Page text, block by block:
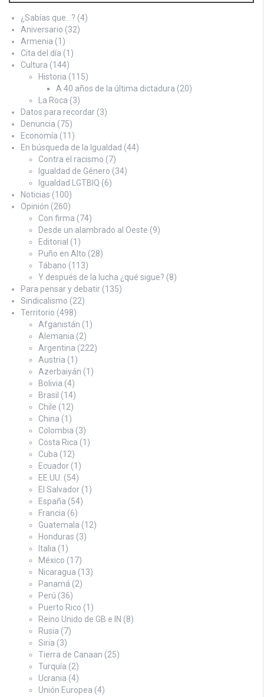
¿Sabías que…? (4)
Aniversario (32)
Armenia (1)
Cita del día (1)
Cultura (144)
Historia (115)
A 40 años de la última dictadura (20)
La Roca (3)
Datos para recordar (3)
Denuncia (75)
Economía (11)
En búsqueda de la Igualdad (44)
Contra el racismo (7)
Igualdad de Género (34)
Igualdad LGTBIQ (6)
Noticias (100)
Opinión (260)
Con firma (74)
Desde un alambrado al Oeste (9)
Editorial (1)
Puño en Alto (28)
Tábano (113)
Y después de la lucha ¿qué sigue? (8)
Para pensar y debatir (135)
Sindicalismo (22)
Territorio (498)
Afganistán (1)
Alemania (2)
Argentina (222)
Austria (1)
Azerbaiyán (1)
Bolivia (4)
Brasil (14)
Chile (12)
China (1)
Colombia (3)
Costa Rica (1)
Cuba (12)
Ecuador (1)
EE.UU. (54)
El Salvador (1)
España (54)
Francia (6)
Guatemala (12)
Honduras (3)
Italia (1)
México (17)
Nicaragua (13)
Panamá (2)
Perú (36)
Puerto Rico (1)
Reino Unido de GB e IN (8)
Rusia (7)
Siria (3)
Tierra de Canaan (25)
Turquía (2)
Ucrania (4)
Unión Europea (4)